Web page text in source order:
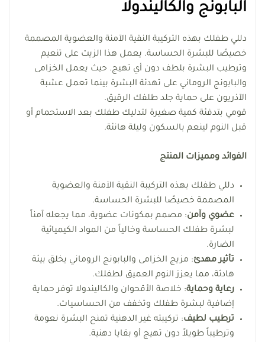
البابونج والكاليندولا
دللي طفلك بهذه التركيبة النقية الآمنة والعضوية المصممة
خصيصًا للبشرة الحساسة. يعمل هذا الزيت على تنعيم
وترطيب البشرة بلطف دون أي تهيج. حيث يعمل الخزامى
والبابونج الروماني على تهدئة البشرة بينما تعمل عشبة
الآذريون على حماية جلد طلفك الرقيق.
قومي بتدفئة كمية صغيرة لتدليك طفلك بعد الاستحمام أو
قبل النوم لينعم بالسكون وليلة هانئة.
الفوائد ومميزات المنتج
دللي طفلك بهذه التركيبة النقية الآمنة والعضوية
المصممة خصيصًا للبشرة الحساسة.
عضوي وآمن: مصمم بمكونات عضوية، مما يجعله آمناً
لبشرة طفلك الحساسة وخالياً من المواد الكيميائية
الضارة.
تأثير مهدئ: مزيج الخزامى والبابونج الروماني يخلق بيئة
هادئة، مما يعزز النوم العميق لطفلك.
رعاية وحماية: خلاصة الأقحوان والكاليندولا توفر حماية
إضافية لبشرة طفلك وتخفف من الحساسيات.
ترطيب لطيف: تركيبته غير الدهنية تمنح البشرة نعومة
وترطيباً طويلاً دون تهيج أو بقايا دهنية.